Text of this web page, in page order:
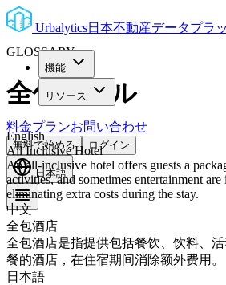
Urbalytics日本不動産データプラ
機能
リソース
料金プランお問い合わせ
無料で始める ログイン
日本語
GLOSSARY
全包ホテル
English
All Inclusive Hotel
An all-inclusive hotel offers guests a
activities, and sometimes entertainment
eliminating extra costs during the stay.
中文
全包酒店
全包酒店是指提供包括餐饮、饮料、
餐的酒店，在住宿期间消除额外费用。
日本語